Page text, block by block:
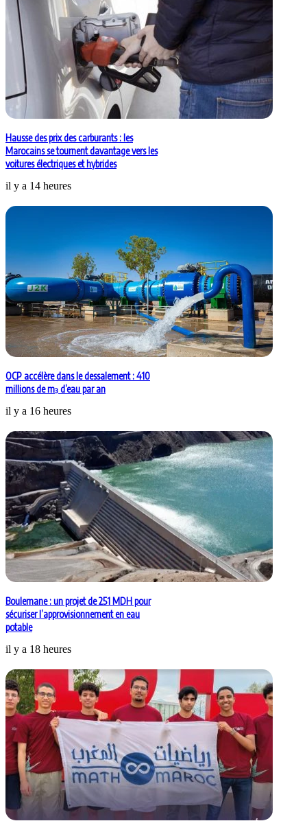
Hausse des prix des carburants : les
Marocains se tournent davantage vers les
voitures électriques et hybrides
il y a 14 heures
OCP accélère dans le dessalement : 410
millions de m³ d’eau par an
il y a 16 heures
Boulemane : un projet de 251 MDH pour
sécuriser l’approvisionnement en eau
potable
il y a 18 heures